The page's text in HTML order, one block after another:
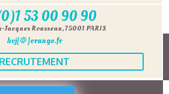
53 00 90 90
Rousseau, 75001 PARIS
bvj[@]orange.fr
RECRUTEMENT